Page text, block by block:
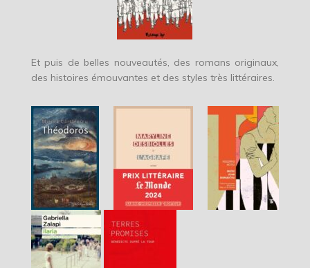
Et puis de belles nouveautés, des romans originaux,
des histoires émouvantes et des styles très littéraires.